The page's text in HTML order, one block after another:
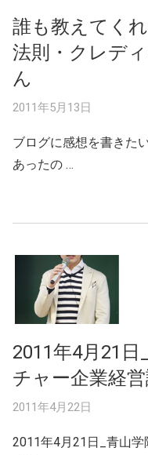
誰も教えてく
法則・クレデ
ん
2011年5月13日
ブログに感想を書きた
あったの …
2011年4月21
チャー企業経営
2011年4月22日
2011年4月21日_青山